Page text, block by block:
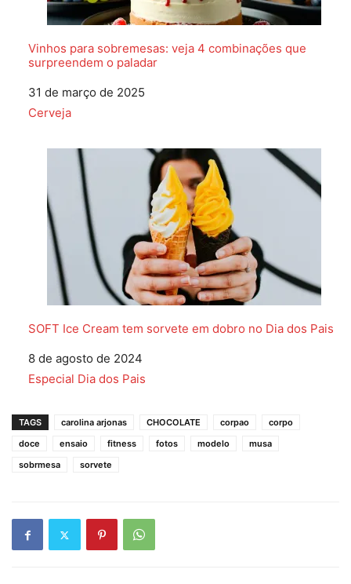
Vinhos para sobremesas: veja 4 combinações que
surpreendem o paladar
Data
31 de março de 2025
Em relação a
Cerveja
SOFT Ice Cream tem sorvete em dobro no Dia dos Pais
Data
8 de agosto de 2024
Em relação a
Especial Dia dos Pais
TAGS carolina arjonas CHOCOLATE corpao
corpo
doce
ensaio fitness fotos modelo
musa
sobrmesa
sorvete